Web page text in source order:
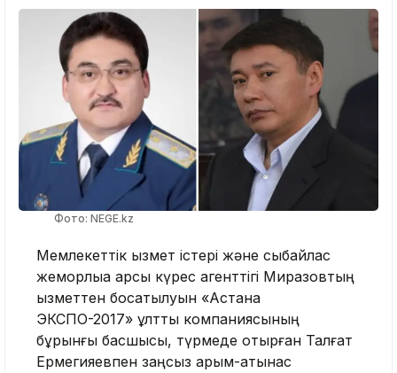
Фото: NEGE.kz
Мемлекеттік қызмет істері және сыбайлас
жемқорлыққа қарсы күрес агенттігі Миразовтың
қызметтен босатылуын «Астана
ЭКСПО-2017» ұлттық компаниясының
бұрынғы басшысы, түрмеде отырған Талғат
Ермегияевпен заңсыз қарым-қатынас